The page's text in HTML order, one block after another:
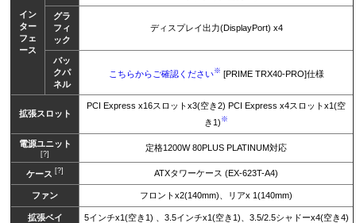
イン
ター
フェ
ース
グラ
フィ
ック
ディスプレイ出力(DisplayPort) x4
バッ
クパ
ネル
こちらからご確認ください※ [PRIME TRX40-PRO]仕様
拡張スロット
PCI Express x16スロットx3(空き2) PCI Express x4スロットx1(空
き1) ※
電源ユニット
[?]
定格1200W 80PLUS PLATINUM対応
ケース [?] ATXタワーケース (EX-623T-A4)
ファン フロントx2(140mm)、リアx 1(140mm)
拡張ベイ 5インチx1(空き1) 、3.5インチx1(空き1)、3.5/2.5シャドーx4(空き4)